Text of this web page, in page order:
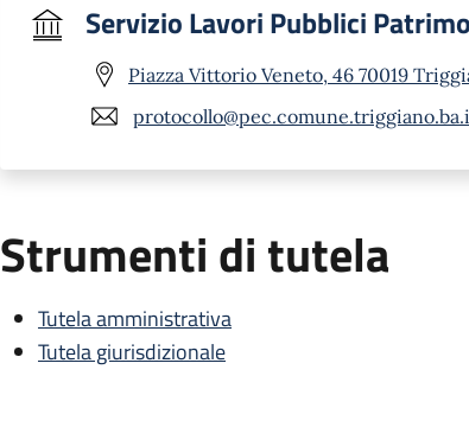
Servizio Lavori Pubblici
Piazza Vittorio Veneto, 46 70019
Strumenti di tutela
Tutela amministrativa
Tutela giurisdizionale